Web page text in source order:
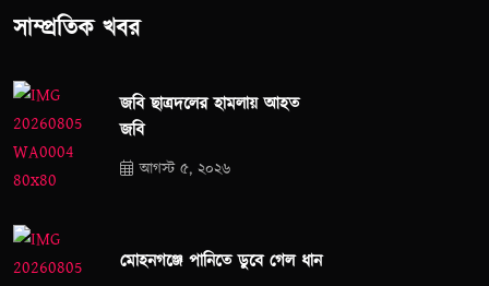
সাম্প্রতিক খবর
জবি ছাত্রদলের হামলায় আহত
জবি
আগস্ট ৫, ২০২৬
মোহনগঞ্জে পানিতে ডুবে গেল ধান